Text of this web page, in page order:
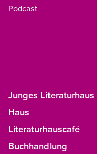
Podcast
Junges Literaturhaus
Haus
Literaturhauscafé
Buchhandlung